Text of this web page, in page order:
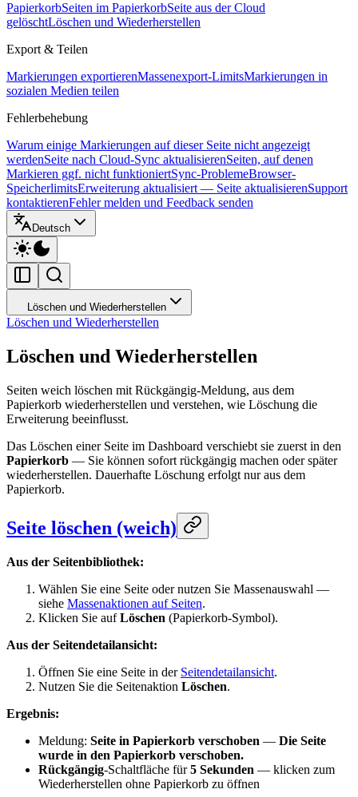
PapierkorbSeiten im PapierkorbSeite aus der Cloud
gelöschtLöschen und Wiederherstellen
Export & Teilen
Markierungen exportierenMassenexport-LimitsMarkierungen in
sozialen Medien teilen
Fehlerbehebung
Warum einige Markierungen auf dieser Seite nicht angezeigt
werdenSeite nach Cloud-Sync aktualisierenSeiten, auf denen
Markieren ggf. nicht funktioniertSync-ProblemeBrowser-
SpeicherlimitsErweiterung aktualisiert — Seite aktualisierenSupport
kontaktierenFehler melden und Feedback senden
Deutsch
Löschen und Wiederherstellen
Löschen und Wiederherstellen
Löschen und Wiederherstellen
Seiten weich löschen mit Rückgängig-Meldung, aus dem
Papierkorb wiederherstellen und verstehen, wie Löschung die
Erweiterung beeinflusst.
Das Löschen einer Seite im Dashboard verschiebt sie zuerst in den
Papierkorb — Sie können sofort rückgängig machen oder später
wiederherstellen. Dauerhafte Löschung erfolgt nur aus dem
Papierkorb.
Seite löschen (weich)
Aus der Seitenbibliothek:
Wählen Sie eine Seite oder nutzen Sie Massenauswahl —
siehe Massenaktionen auf Seiten.
Klicken Sie aufLöschen (Papierkorb-Symbol).
Aus der Seitendetailansicht:
Öffnen Sie eine Seite in der Seitendetailansicht.
Nutzen Sie die Seitenaktion Löschen.
Ergebnis:
Meldung: Seite in Papierkorb verschoben — Die Seite
wurde in den Papierkorb verschoben.
Rückgängig-Schaltfläche für5 Sekunden — klicken zum
Wiederherstellen ohne Papierkorb zu öffnen